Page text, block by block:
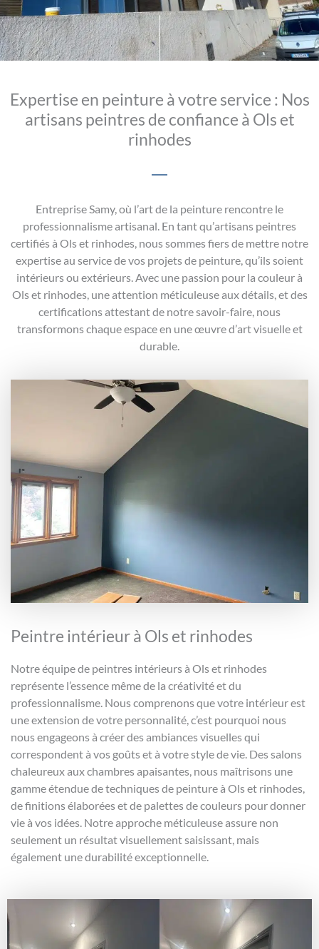
Expertise en peinture à votre service : Nos
artisans peintres de confiance à Ols et
rinhodes
Entreprise Samy, où l’art de la peinture rencontre le
professionnalisme artisanal. En tant qu’artisans peintres
certifiés à Ols et rinhodes, nous sommes fiers de mettre notre
expertise au service de vos projets de peinture, qu’ils soient
intérieurs ou extérieurs. Avec une passion pour la couleur à
Ols et rinhodes, une attention méticuleuse aux détails, et des
certifications attestant de notre savoir-faire, nous
transformons chaque espace en une œuvre d’art visuelle et
durable.
Peintre intérieur à Ols et rinhodes
Notre équipe de peintres intérieurs à Ols et rinhodes
représente l’essence même de la créativité et du
professionnalisme. Nous comprenons que votre intérieur est
une extension de votre personnalité, c’est pourquoi nous
nous engageons à créer des ambiances visuelles qui
correspondent à vos goûts et à votre style de vie. Des salons
chaleureux aux chambres apaisantes, nous maîtrisons une
gamme étendue de techniques de peinture à Ols et rinhodes,
de finitions élaborées et de palettes de couleurs pour donner
vie à vos idées. Notre approche méticuleuse assure non
seulement un résultat visuellement saisissant, mais
également une durabilité exceptionnelle.